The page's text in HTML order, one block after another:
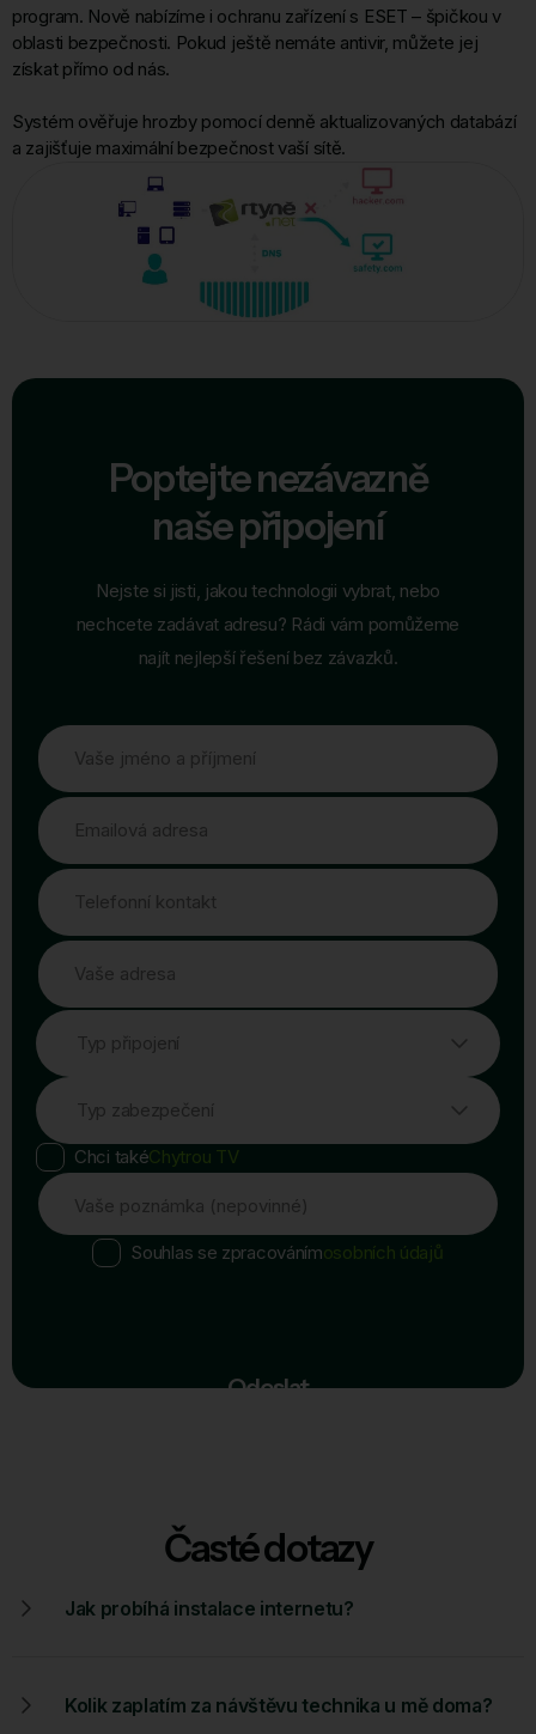
program. Nově nabízíme i ochranu zařízení s ESET – špičkou v
oblasti bezpečnosti. Pokud ještě nemáte antivir, můžete jej
získat přímo od nás.
Systém ověřuje hrozby pomocí denně aktualizovaných databází
a zajišťuje maximální bezpečnost vaší sítě.
Poptejte nezávazně
naše připojení
Nejste si jisti, jakou technologii vybrat, nebo
nechcete zadávat adresu? Rádi vám pomůžeme
najít nejlepší řešení bez závazků.
Vaše jméno a příjmení
Emailová adresa
Telefonní kontakt
Vaše adresa
Typ připojení
Typ zabezpečení
Chci takéChytrou TV
Vaše poznámka (nepovinné)
Souhlas se zpracovánímosobních údajů
Odeslat
Časté dotazy
Jak probíhá instalace internetu?
Kolik zaplatím za návštěvu technika u mě doma?